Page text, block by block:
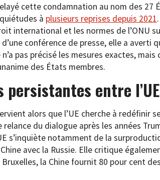
cette condamnation au nom des 27
à plusieurs reprises depuis 2021
international et les normes de l’ONU
conférence de presse, elle a averti
pas précisé les mesures exactes,
des États membres.
persistantes entre
alors que l’UE cherche à redéfinir
relance du dialogue après les années
s’inquiète notamment de la
avec la Russie. Elle critique
Bruxelles, la Chine fournit 80 pour cent